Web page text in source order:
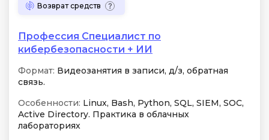
Возврат средств
Профессия Специалист по
кибербезопас­но­сти + ИИ
Формат: Видеозанятия в записи, д/з, обратная
связь.
Особенности: Linux, Bash, Python, SQL, SIEM, SOC,
Active Directory. Практика в облачных
лабораториях